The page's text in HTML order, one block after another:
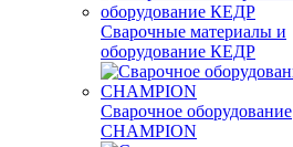
Сварочные материалы и
оборудование КЕДР
Сварочное оборудование
CHAMPION